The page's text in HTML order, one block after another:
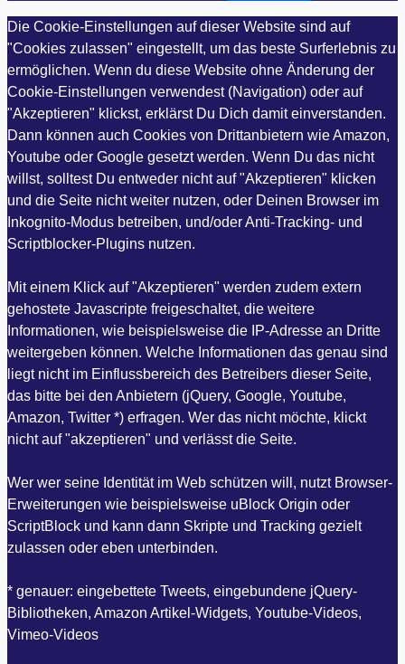
Die Cookie-Einstellungen auf dieser Website sind auf
"Cookies zulassen" eingestellt, um das beste Surferlebnis zu
ermöglichen. Wenn du diese Website ohne Änderung der
Cookie-Einstellungen verwendest (Navigation) oder auf
"Akzeptieren" klickst, erklärst Du Dich damit einverstanden.
Dann können auch Cookies von Drittanbietern wie Amazon,
Youtube oder Google gesetzt werden. Wenn Du das nicht
willst, solltest Du entweder nicht auf "Akzeptieren" klicken
und die Seite nicht weiter nutzen, oder Deinen Browser im
Inkognito-Modus betreiben, und/oder Anti-Tracking- und
Scriptblocker-Plugins nutzen.
Mit einem Klick auf "Akzeptieren" werden zudem extern
gehostete Javascripte freigeschaltet, die weitere
Informationen, wie beispielsweise die IP-Adresse an Dritte
weitergeben können. Welche Informationen das genau sind
liegt nicht im Einflussbereich des Betreibers dieser Seite,
das bitte bei den Anbietern (jQuery, Google, Youtube,
Amazon, Twitter *) erfragen. Wer das nicht möchte, klickt
nicht auf "akzeptieren" und verlässt die Seite.
Wer wer seine Identität im Web schützen will, nutzt Browser-
Erweiterungen wie beispielsweise uBlock Origin oder
ScriptBlock und kann dann Skripte und Tracking gezielt
zulassen oder eben unterbinden.
* genauer: eingebettete Tweets, eingebundene jQuery-
Bibliotheken, Amazon Artikel-Widgets, Youtube-Videos,
Vimeo-Videos